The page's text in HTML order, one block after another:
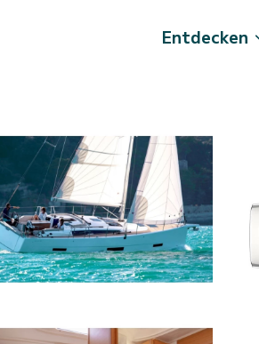
Entdecken